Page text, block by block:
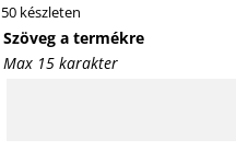
50 készleten
Szöveg a termékre
Max 15 karakter